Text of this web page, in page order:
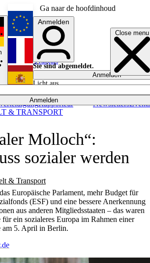
Ga naar de hoofdinhoud
Close menu
Anmelden
& Transport
Rapporteur NewslettersEvents
English
Français
Anmelden
Sie sind abgemeldet.
Anmelden
Licht aus
Molloch“:
sozialer werden
Europäische Parlament, mehr Budget für
(ESF) und eine bessere Anerkennung
aus anderen Mitgliedsstaaten – das waren
ein sozialeres Europa im Rahmen einer
5. April in Berlin.
& TRANSPORT